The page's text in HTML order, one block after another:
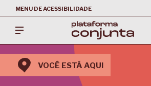
MENU DE ACESSIBILIDADE
VOCÊ ESTÁ AQUI